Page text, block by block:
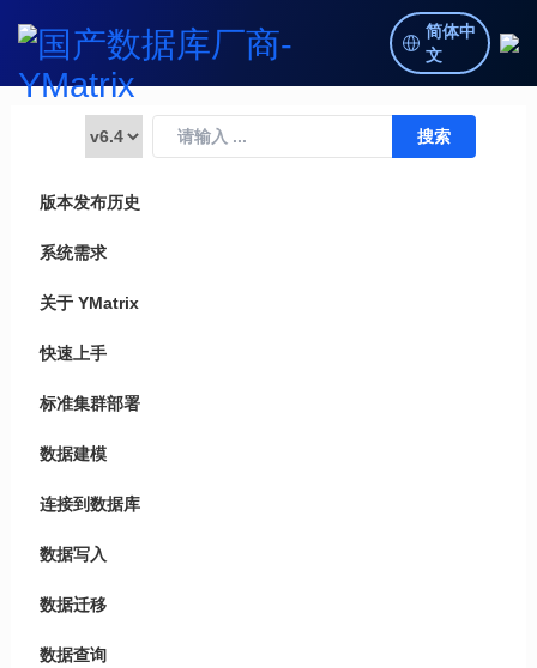
简体中
文
版本发布历史
系统需求
关于 YMatrix
快速上手
标准集群部署
数据建模
连接到数据库
数据写入
数据迁移
数据查询